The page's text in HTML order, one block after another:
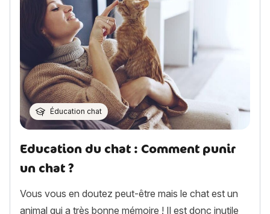
Éducation chat
Education du chat : Comment punir
un chat ?
Vous vous en doutez peut-être mais le chat est un
animal qui a très bonne mémoire ! Il est donc inutile